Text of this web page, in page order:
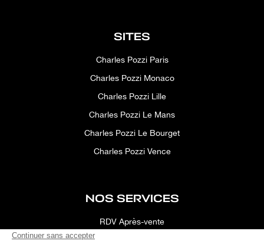
SITES
Charles Pozzi Paris
Charles Pozzi Monaco
Charles Pozzi Lille
Charles Pozzi Le Mans
Charles Pozzi Le Bourget
Charles Pozzi Vence
NOS SERVICES
RDV Après-vente